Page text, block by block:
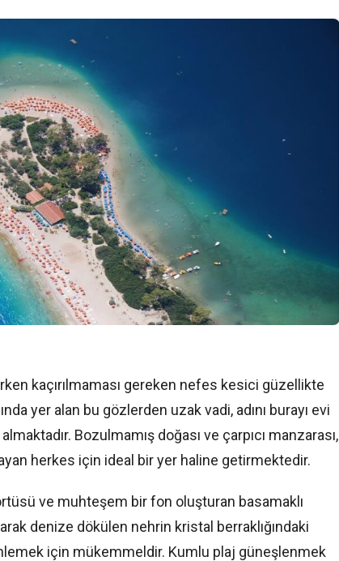
kaçırılmaması gereken nefes kesici güzellikte
yer alan bu gözlerden uzak vadi, adını burayı evi
Bozulmamış doğası ve çarpıcı manzarası,
herkes için ideal bir yer haline getirmektedir.
ve muhteşem bir fon oluşturan basamaklı
denize dökülen nehrin kristal berraklığındaki
için mükemmeldir. Kumlu plaj güneşlenmek